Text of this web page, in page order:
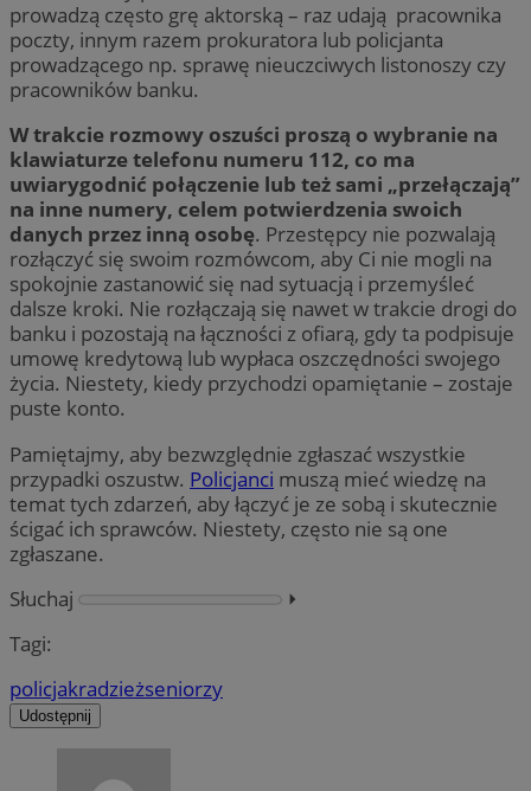
prowadzą często grę aktorską – raz udają pracownika
poczty, innym razem prokuratora lub policjanta
prowadzącego np. sprawę nieuczciwych listonoszy czy
pracowników banku.
W trakcie rozmowy oszuści proszą o wybranie na
klawiaturze telefonu numeru 112, co ma
uwiarygodnić połączenie lub też sami „przełączają”
na inne numery, celem potwierdzenia swoich
danych przez inną osobę. Przestępcy nie pozwalają
rozłączyć się swoim rozmówcom, aby Ci nie mogli na
spokojnie zastanowić się nad sytuacją i przemyśleć
dalsze kroki. Nie rozłączają się nawet w trakcie drogi do
banku i pozostają na łączności z ofiarą, gdy ta podpisuje
umowę kredytową lub wypłaca oszczędności swojego
życia. Niestety, kiedy przychodzi opamiętanie – zostaje
puste konto.
Pamiętajmy, aby bezwzględnie zgłaszać wszystkie
przypadki oszustw. Policjanci muszą mieć wiedzę na
temat tych zdarzeń, aby łączyć je ze sobą i skutecznie
ścigać ich sprawców. Niestety, często nie są one
zgłaszane.
Słuchaj
⏵︎
Tagi:
policjakradzieżseniorzy
Udostępnij